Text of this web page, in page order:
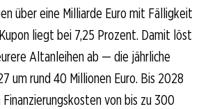
über eine Milliarde Euro mit Fälligkeit
liegt bei 7,25 Prozent. Damit löst
Altanleihen ab — die jährliche
um rund 40 Millionen Euro. Bis 2028
von bis zu 300